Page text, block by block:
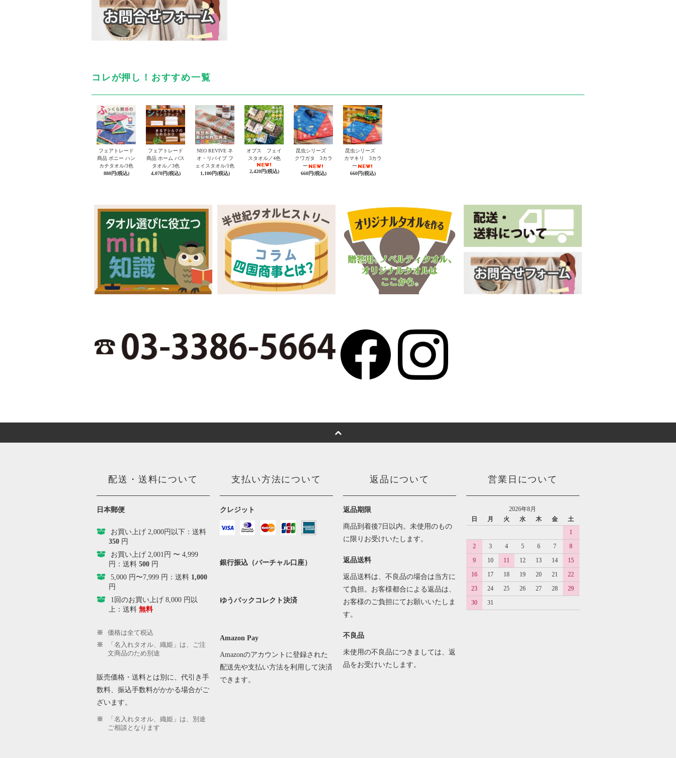
コレが押し！おすすめ一覧
フェアトレード
商品 ボニー ハン
カチタオル/3色
880円(税込)
フェアトレード
商品 ホーム バス
タオル／3色
4,070円(税込)
NEO REVIVE ネ
オ・リバイブ フ
ェイスタオル/1色
1,100円(税込)
オプス フェイ
スタオル／4色
2,420円(税込)
昆虫シリーズ
クワガタ 3カラ
ー
660円(税込)
昆虫シリーズ
カマキリ 3カラ
ー
660円(税込)
配送・送料について
日本郵便
お買い上げ 2,000円以下：送料
350 円
お買い上げ 2,001円 〜 4,999
円：送料500 円
5,000 円〜7,999 円：送料 1,000
円
1回のお買い上げ 8,000 円以
上：送料無料
価格は全て税込
「名入れタオル、織姫」は、ご注
文商品のため別途
販売価格・送料とは別に、代引き手
数料、振込手数料がかかる場合がご
ざいます。
「名入れタオル、織姫」は、別途
ご相談となります
支払い方法について
クレジット
銀行振込（バーチャル口座）
ゆうパックコレクト決済
Amazon Pay
Amazonのアカウントに登録された
配送先や支払い方法を利用して決済
できます。
返品について
返品期限
商品到着後7日以内。未使用のもの
に限りお受けいたします。
返品送料
返品送料は、不良品の場合は当方に
て負担。お客様都合による返品は、
お客様のご負担にてお願いいたしま
す。
不良品
未使用の不良品につきましては、返
品をお受けいたします。
営業日について
2026年8月
日
月 火 水 木 金
土
1
2
3 4 5 6 7
8
9
10 11 12 13 14
15
16
17 18 19 20 21
22
23
24 25 26 27 28
29
30
31